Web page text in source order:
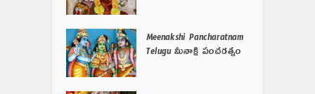
Meenakshi Pancharatnam
Telugu మీనాక్షి పంచరత్నం